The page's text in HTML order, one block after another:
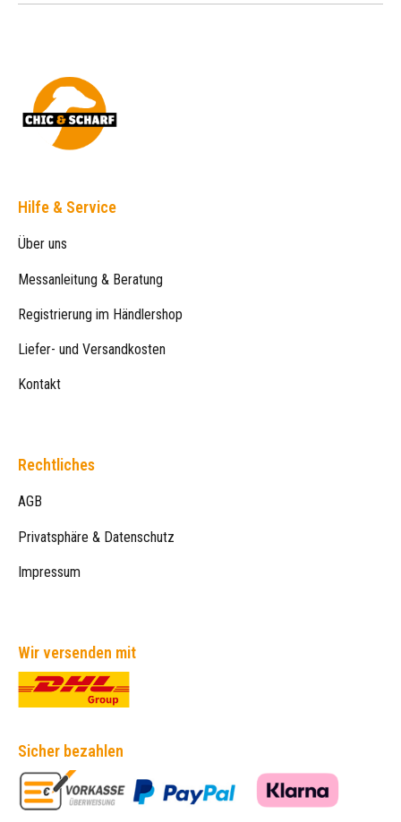
Hilfe & Service
Über uns
Messanleitung & Beratung
Registrierung im Händlershop
Liefer- und Versandkosten
Kontakt
Rechtliches
AGB
Privatsphäre & Datenschutz
Impressum
Wir versenden mit
Sicher bezahlen